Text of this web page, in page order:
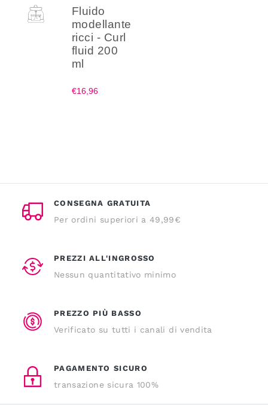
Fluido
modellante
ricci - Curl
fluid 200
ml
€16,96
CONSEGNA GRATUITA
Per ordini superiori a 49,99€
PREZZI ALL'INGROSSO
Nessun quantitativo minimo
PREZZO PIÙ BASSO
Verificato su tutti i canali di vendita
PAGAMENTO SICURO
transazione sicura 100%